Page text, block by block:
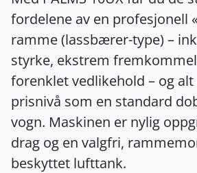
fordelene av en profesjonell
ramme (lassbærer-type) –
styrke, ekstrem
forenklet vedlikehold – og
prisnivå som en standard
vogn. Maskinen er nylig
drag og en valgfri,
beskyttet lufttank.